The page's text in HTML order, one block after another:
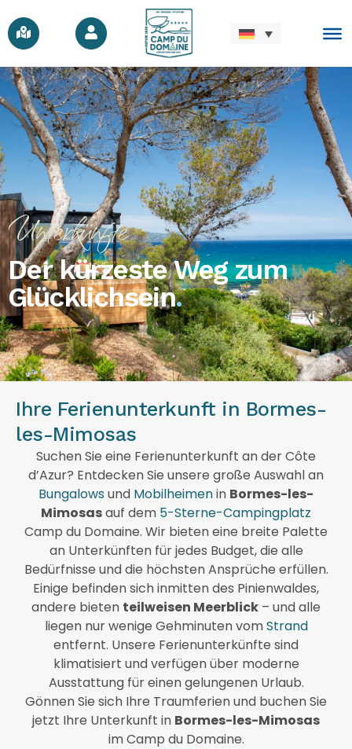
Unterkünfte
Der kürzeste Weg zum
Glücklichsein.
Ihre Ferienunterkunft in Bormes-
les-Mimosas
Suchen Sie eine Ferienunterkunft an der Côte
d’Azur? Entdecken Sie unsere große Auswahl an
Bungalowsund Mobilheimenin Bormes-les-
Mimosasauf dem 5-Sterne-Campingplatz
Camp du Domaine. Wir bieten eine breite Palette
an Unterkünften für jedes Budget, die alle
Bedürfnisse und die höchsten Ansprüche erfüllen.
Einige befinden sich inmitten des Pinienwaldes,
andere bieten teilweisen Meerblick – und alle
liegen nur wenige Gehminuten vomStrand
entfernt. Unsere Ferienunterkünfte sind
klimatisiert und verfügen über moderne
Ausstattung für einen gelungenen Urlaub.
Gönnen Sie sich Ihre Traumferien und buchen Sie
jetzt Ihre Unterkunft in Bormes-les-Mimosas
im Camp du Domaine.